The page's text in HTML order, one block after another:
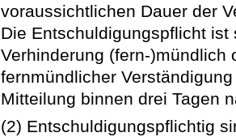
voraussichtlichen Dauer der
Die Entschuldigungspflicht
Verhinderung (fern-
fernmündlicher
Mitteilung binnen drei Tagen
(2) Entschuldigungspflichtig